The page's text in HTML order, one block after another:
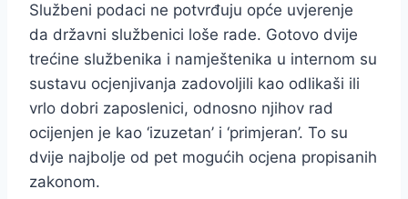
Službeni podaci ne potvrđuju opće uvjerenje
da državni službenici loše rade. Gotovo dvije
trećine službenika i namještenika u internom su
sustavu ocjenjivanja zadovoljili kao odlikaši ili
vrlo dobri zaposlenici, odnosno njihov rad
ocijenjen je kao ‘izuzetan’ i ‘primjeran’. To su
dvije najbolje od pet mogućih ocjena propisanih
zakonom.